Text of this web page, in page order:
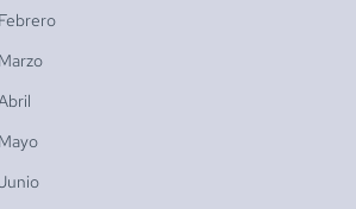
Febrero
Marzo
Mayo